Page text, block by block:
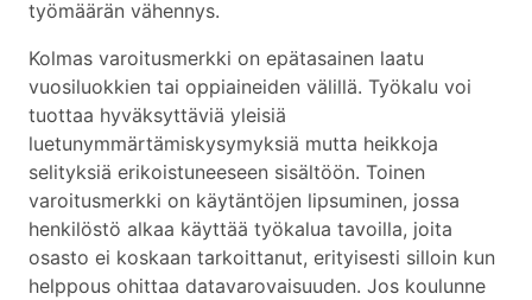
työmäärän vähennys.
Kolmas varoitusmerkki on epätasainen laatu
vuosiluokkien tai oppiaineiden välillä. Työkalu voi
tuottaa hyväksyttäviä yleisiä
luetunymmärtämiskysymyksiä mutta heikkoja
selityksiä erikoistuneeseen sisältöön. Toinen
varoitusmerkki on käytäntöjen lipsuminen, jossa
henkilöstö alkaa käyttää työkalua tavoilla, joita
osasto ei koskaan tarkoittanut, erityisesti silloin kun
helppous ohittaa datavarovaisuuden. Jos koulunne